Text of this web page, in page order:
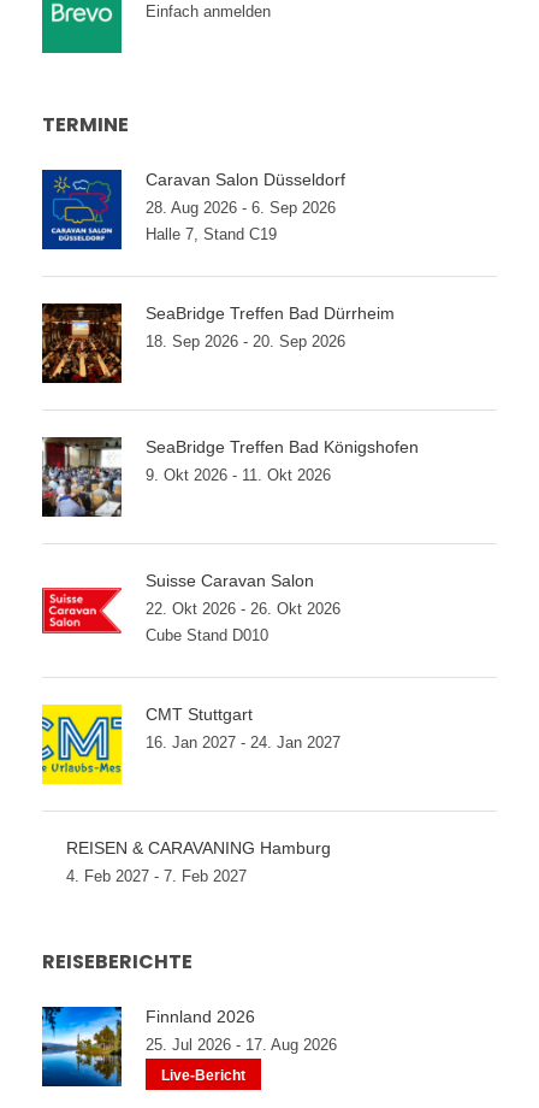
Einfach anmelden
TERMINE
Caravan Salon Düsseldorf
28. Aug 2026 - 6. Sep 2026
Halle 7, Stand C19
SeaBridge Treffen Bad Dürrheim
18. Sep 2026 - 20. Sep 2026
SeaBridge Treffen Bad Königshofen
9. Okt 2026 - 11. Okt 2026
Suisse Caravan Salon
22. Okt 2026 - 26. Okt 2026
Cube Stand D010
CMT Stuttgart
16. Jan 2027 - 24. Jan 2027
REISEN & CARAVANING Hamburg
4. Feb 2027 - 7. Feb 2027
REISEBERICHTE
Finnland 2026
25. Jul 2026 - 17. Aug 2026
Live-Bericht